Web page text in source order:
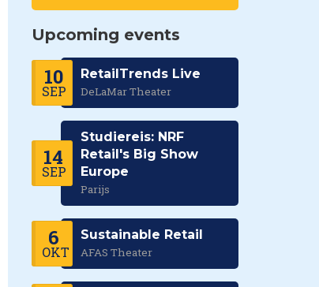
Upcoming events
10
SEP
RetailTrends Live
DeLaMar Theater
14
SEP
Studiereis: NRF
Retail's Big Show
Europe
Parijs
6
OKT
Sustainable Retail
AFAS Theater